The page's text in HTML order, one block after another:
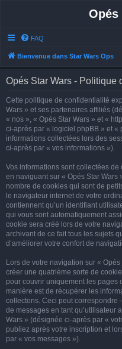
Opés
FAQ
Bienvenue dans Star Wars Ops
Opés Star Wars - Politique
Cette politique de confidentialité
Wars » et ses partenaires affiliés
« nos », « Opés Star Wars » et «
ci-après par « logiciel phpBB » et «
informations collectées lors des
ci-après par « vos informations »).
Vos informations sont collectées
en naviguant sur « Opés Star
nombre de cookies qui sont de
le navigateur internet de votre
contiennent qu’un identifiant
qui vous sont automatiquement
cookie sera créé lors de votre
archivant de ce fait tous les sujets
d’améliorer votre confort de
Lors de votre navigation sur «
créer une quatrième sorte de
pour couvrir uniquement les pages
manière est de récupérer les
collectons. Ceci peut
de messages en tant qu’utilisateur
Wars » (désignée ci-après par «
publiez après votre inscription et
par « vos messages »).